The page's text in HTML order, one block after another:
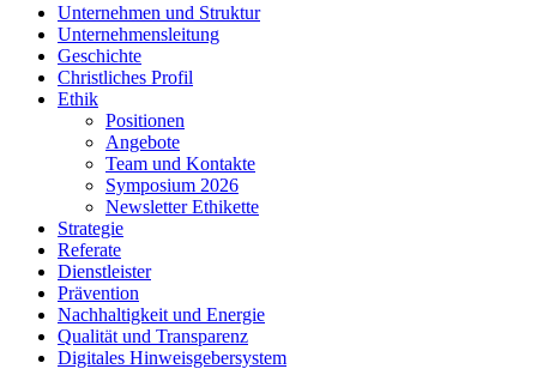
Unternehmen und Struktur
Unternehmensleitung
Geschichte
Christliches Profil
Ethik
Positionen
Angebote
Team und Kontakte
Symposium 2026
Newsletter Ethikette
Strategie
Referate
Dienstleister
Prävention
Nachhaltigkeit und Energie
Qualität und Transparenz
Digitales Hinweisgebersystem